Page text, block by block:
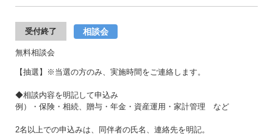
受付終了 相談会
無料相談会
【抽選】※当選の方のみ、実施時間をご連絡します。
◆相談内容を明記して申込み
例）・保険・相続、贈与・年金・資産運用・家計管理 など
2名以上での申込みは、同伴者の氏名、連絡先を明記。